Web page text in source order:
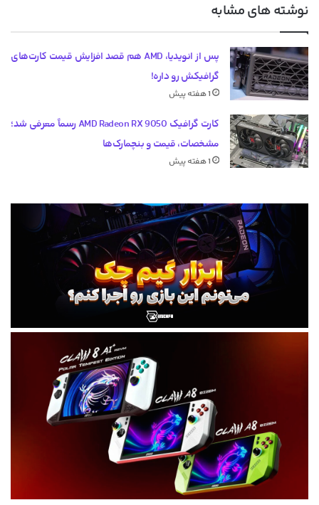
نوشته های مشابه
پس از انویدیا، AMD هم قصد افزایش قیمت کارت‌های
گرافیکش رو داره!
1 هفته پیش
کارت گرافیک AMD Radeon RX 9050 رسماً معرفی شد؛
مشخصات، قیمت و بنچمارک‌ها
1 هفته پیش